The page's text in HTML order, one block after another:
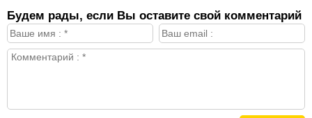
Будем рады, если Вы оставите свой комментарий